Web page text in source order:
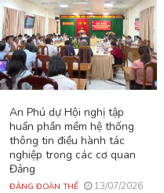
An Phú dự Hội nghị tập
huấn phần mềm hệ thống
thông tin điều hành tác
nghiệp trong các cơ quan
Đảng
ĐẢNG ĐOÀN THỂ 13/07/2026